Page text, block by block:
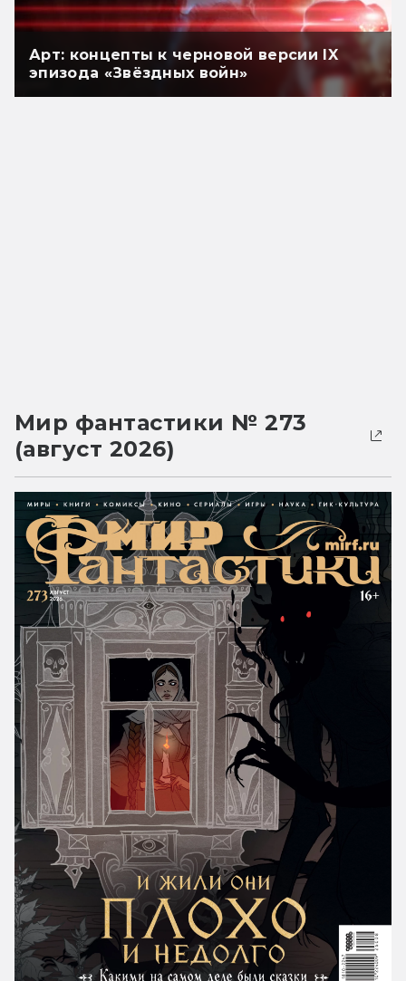
Арт: концепты к черновой версии IX
эпизода «Звёздных войн»
Мир фантастики № 273
(август 2026)